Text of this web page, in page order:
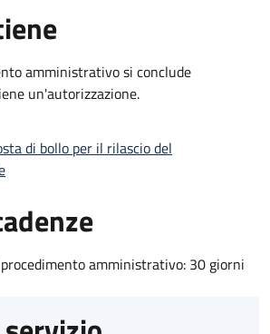
amministrativo si conclude
un'autorizzazione.
di bollo per il rilascio del
amministrativo: 30 giorni